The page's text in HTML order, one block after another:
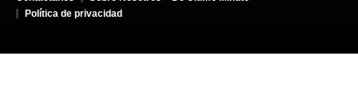
Política de privacidad